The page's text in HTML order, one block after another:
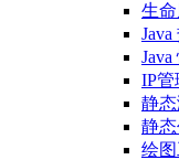
生
Java
IP管
静态
静态
绘图